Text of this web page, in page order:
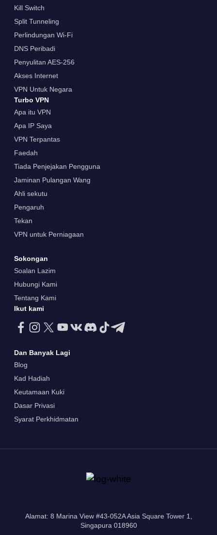
Kill Switch
Split Tunneling
Perlindungan Wi-Fi
DNS Peribadi
Penyulitan AES-256
Akses Internet
VPN Untuk Negara
Turbo VPN
Apa itu VPN
Apa IP Saya
VPN Terpantas
Faedah
Tiada Penjejakan Pengguna
Jaminan Pulangan Wang
Ahli sekutu
Pengaruh
Tekan
VPN untuk Perniagaan
Sokongan
Soalan Lazim
Hubungi Kami
Tentang Kami
Ikut kami
Dan Banyak Lagi
Blog
Kad Hadiah
Keutamaan Kuki
Dasar Privasi
Syarat Perkhidmatan
Alamat: 8 Marina View #43-052A Asia Square Tower 1,
Singapura 018960